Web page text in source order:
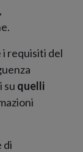
requisiti del
su quelli
di